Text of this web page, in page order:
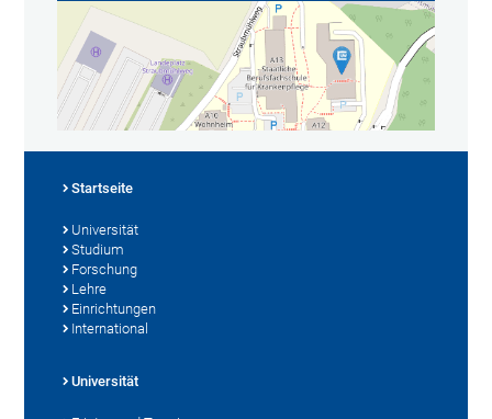
Startseite
Universität
Studium
Forschung
Lehre
Einrichtungen
International
Universität